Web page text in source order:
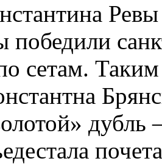
победили
сетам.